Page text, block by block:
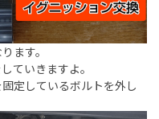
ます。
ていきますよ。
定しているボルトを外し